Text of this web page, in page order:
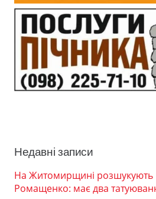
Недавні записи
На Житомирщині розшукують
Ромащенко: має два